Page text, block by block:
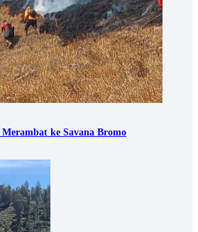
ke Savana Bromo